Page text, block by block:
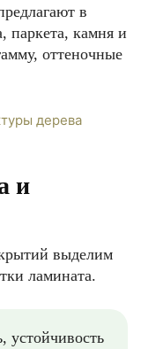
в
паркета, камня и
оттеночные
и
выделим
ламината.
устойчивость